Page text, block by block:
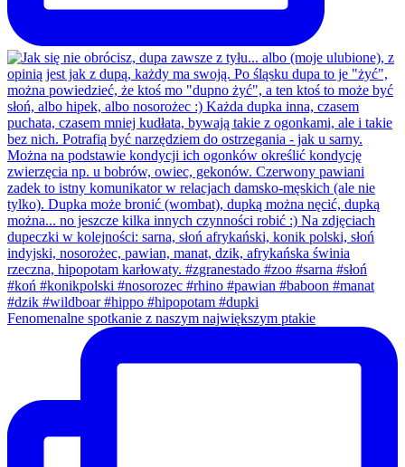
Fenomenalne spotkanie z naszym największym ptakie